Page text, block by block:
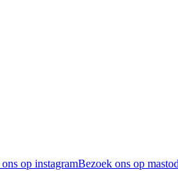
op instagramBezoek ons op